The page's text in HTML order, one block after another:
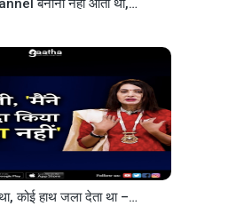
YouTube Channel बनाना नहीं आता था,आज…- @English Connection
कोई हंटर मारता था, कोई हाथ जला देता था – Naaz Joshi – Josh Talks Hindi